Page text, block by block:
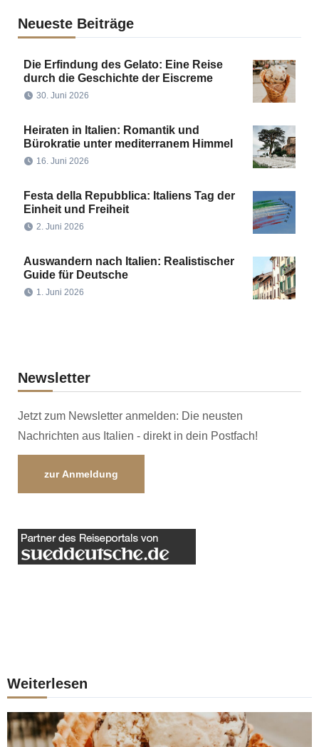
Neueste Beiträge
Die Erfindung des Gelato: Eine Reise
durch die Geschichte der Eiscreme
30. Juni 2026
Heiraten in Italien: Romantik und
Bürokratie unter mediterranem Himmel
16. Juni 2026
Festa della Repubblica: Italiens Tag der
Einheit und Freiheit
2. Juni 2026
Auswandern nach Italien: Realistischer
Guide für Deutsche
1. Juni 2026
Newsletter
Jetzt zum Newsletter anmelden: Die neusten
Nachrichten aus Italien - direkt in dein Postfach!
zur Anmeldung
Weiterlesen